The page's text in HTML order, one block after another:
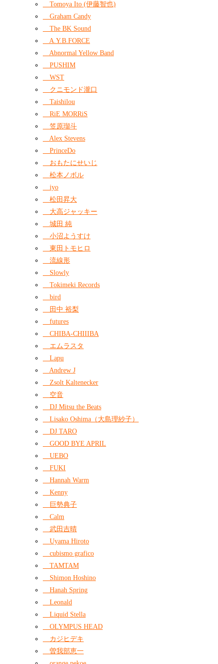
Tomoya Ito (伊藤智也)
Graham Candy
The BK Sound
A.Y.B.FORCE
Abnormal Yellow Band
PUSHIM
WST
クニモンド瀧口
Taishilou
RiE MORRiS
笠原瑠斗
Alex Stevens
PrinceDo
おもたにせいじ
松本ノボル
iyo
松田昇大
大高ジャッキー
城田 純
小沼ようすけ
東田トモヒロ
流線形
Slowly
Tokimeki Records
bird
田中 裕梨
futures
CHIBA-CHIIIBA
エムラスタ
Lapu
Andrew J
Zsolt Kaltenecker
空音
DJ Mitsu the Beats
Lisako Oshima（大島理紗子）
DJ TARO
GOOD BYE APRIL
UEBO
FUKI
Hannah Warm
Kenny
巨勢典子
Calm
武田吉晴
Uyama Hiroto
cubismo grafico
TAMTAM
Shimon Hoshino
Hanah Spring
Leonald
Liquid Stella
OLYMPUS HEAD
カジヒデキ
曽我部恵一